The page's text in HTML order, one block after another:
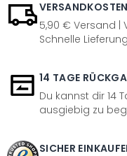
VERSANDKOSTEN
5,90 € Versand |
Schnelle Lieferung
14 TAGE
Du kannst dir 14
ausgiebig zu
SICHER